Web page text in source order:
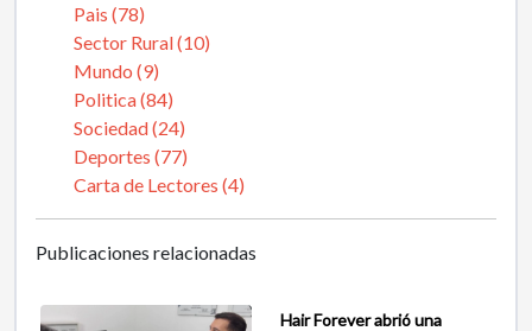
Pais (78)
Sector Rural (10)
Mundo (9)
Politica (84)
Sociedad (24)
Deportes (77)
Carta de Lectores (4)
Publicaciones relacionadas
Hair Forever abrió una